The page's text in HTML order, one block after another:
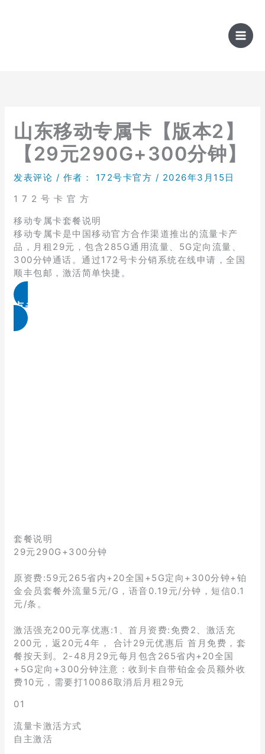
山东移动专属卡【版本2】
【29元290G+300分钟】
发表评论 / 作者： 172号卡官方 / 2026年3月15日
1 7 2 号 卡 官 方
移动专属卡套餐说明
移动专属卡是中国移动官方合作渠道推出的流量卡产
品，月租29元，包含285G通用流量、5G定向流量、
300分钟通话。通过172号卡分销系统在线申请，全国
顺丰包邮，激活简单快捷。
点击免费领取
套餐说明
29元290G+300分钟
原资费:59元265省内+20全国+5G定向+300分钟+铂
金会员套餐外流量5元/G，语音0.19元/分钟，短信0.1
元/条。
激活强充200元享优惠:1、首月资费:免费2、激活充
200元，返20元4年， 合计29元优惠后 首月免费，套
餐按天到。2-48月29元每月包含265省内+20全国
+5G定向+300分钟注意：收到卡自带铂金会员额外收
费10元，需要打10086取消后月租29元
01
流量卡激活方式
自主激活